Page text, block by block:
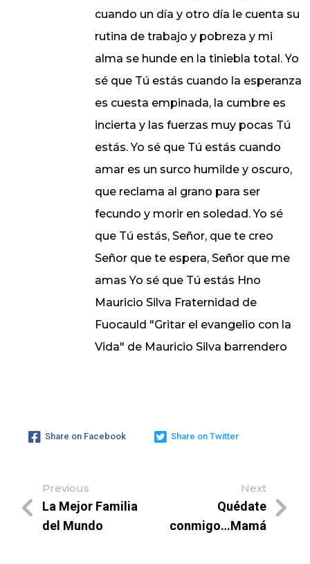
cuando un día y otro día le cuenta su
rutina de trabajo y pobreza y mi
alma se hunde en la tiniebla total. Yo
sé que Tú estás cuando la esperanza
es cuesta empinada, la cumbre es
incierta y las fuerzas muy pocas Tú
estás. Yo sé que Tú estás cuando
amar es un surco humilde y oscuro,
que reclama al grano para ser
fecundo y morir en soledad. Yo sé
que Tú estás, Señor, que te creo
Señor que te espera, Señor que me
amas Yo sé que Tú estás Hno
Mauricio Silva Fraternidad de
Fuocauld "Gritar el evangelio con la
Vida" de Mauricio Silva barrendero
Share on Facebook Share on Twitter
Previous
La Mejor Familia
del Mundo
Next
Quédate
conmigo…Mamá